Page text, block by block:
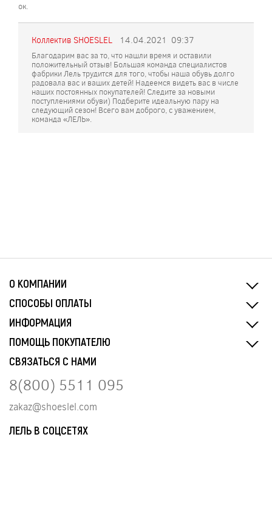
ок.
Коллектив SHOESLEL 14.04.2021 09:37
Благодарим вас за то, что нашли время и оставили
положительный отзыв! Большая команда специалистов
фабрики Лель трудится для того, чтобы наша обувь долго
радовала вас и ваших детей! Надеемся видеть вас в числе
наших постоянных покупателей! Следите за новыми
поступлениями обуви) Подберите идеальную пару на
следующий сезон! Всего вам доброго, с уважением,
команда «ЛЕЛЬ».
О КОМПАНИИ
СПОСОБЫ ОПЛАТЫ
ИНФОРМАЦИЯ
ПОМОЩЬ ПОКУПАТЕЛЮ
СВЯЗАТЬСЯ С НАМИ
8(800) 5511 095
zakaz@shoeslel.com
ЛЕЛЬ В СОЦСЕТЯХ